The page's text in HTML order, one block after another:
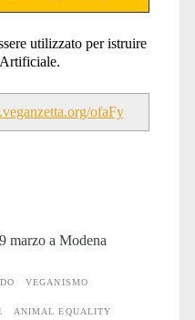
utilizzato per istruire
ofaFy
marzo a Modena
VEGANISMO
ANIMAL EQUALITY